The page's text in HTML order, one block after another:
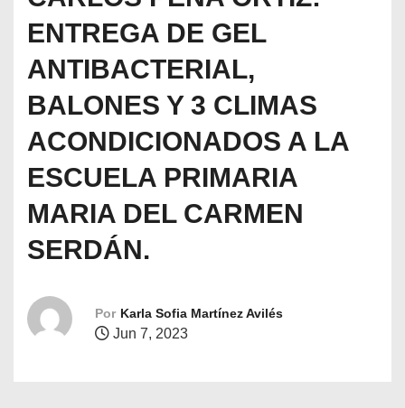
ENTREGA DE GEL
ANTIBACTERIAL,
BALONES Y 3 CLIMAS
ACONDICIONADOS A LA
ESCUELA PRIMARIA
MARIA DEL CARMEN
SERDÁN.
Por Karla Sofia Martínez Avilés
Jun 7, 2023